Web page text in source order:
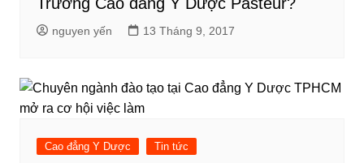
nguyen yến 13 Tháng 9, 2017
Cao đẳng Y Dược Tin tức